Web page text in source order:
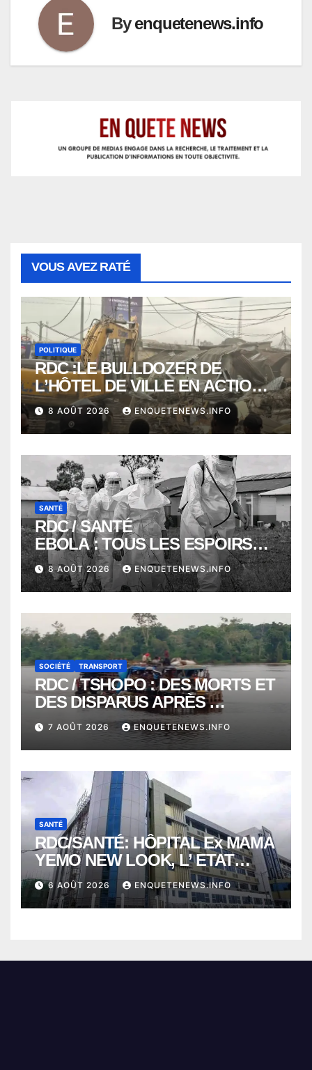
Byenquetenews.info
VOUS AVEZ RATÉ
POLITIQUE
RDC :LE BULLDOZER DE
L’HÔTEL DE VILLE EN ACTION
POUR DEGAGER LA VOIE
PUBLIQUE en action DANS LA
COMMUNE DE NGALIEMA
8 AOÛT 2026 ENQUETENEWS.INFO
SANTÉ
RDC / SANTÉ
EBOLA : TOUS LES ESPOIRS
VONT VERS SEPTEMBRE
ALORS QUE L’ÉPIDÉMIE TEND
VERS 2000 DÉCÈS
8 AOÛT 2026 ENQUETENEWS.INFO
SOCIÉTÉ TRANSPORT
RDC / TSHOPO : DES MORTS ET
DES DISPARUS APRÈS
NAUFRAGE D’UNE BALEINIERE
À QUELQUES KILOMÈTRES DE
KISANGANI
7 AOÛT 2026 ENQUETENEWS.INFO
SANTÉ
RDC/SANTÉ: HÔPITAL Ex MAMA
YEMO NEW LOOK, L’ ETAT
PERD LE CONTROLE
6 AOÛT 2026 ENQUETENEWS.INFO